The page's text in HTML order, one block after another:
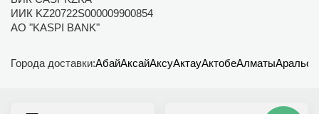
ИИК KZ20722S000009900854
АО "KASPI BANK"
Города доставки:АбайАксайАксуАктауАктобеАлматыАральск